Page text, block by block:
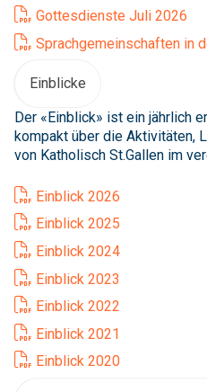
Gottesdienste Juli 2026
Sprachgemeinschaften in
Einblicke
Der «Einblick» ist ein jährlich
kompakt über die Aktivitäten,
von Katholisch St.Gallen im
Einblick 2026
Einblick 2025
Einblick 2024
Einblick 2023
Einblick 2022
Einblick 2021
Einblick 2020